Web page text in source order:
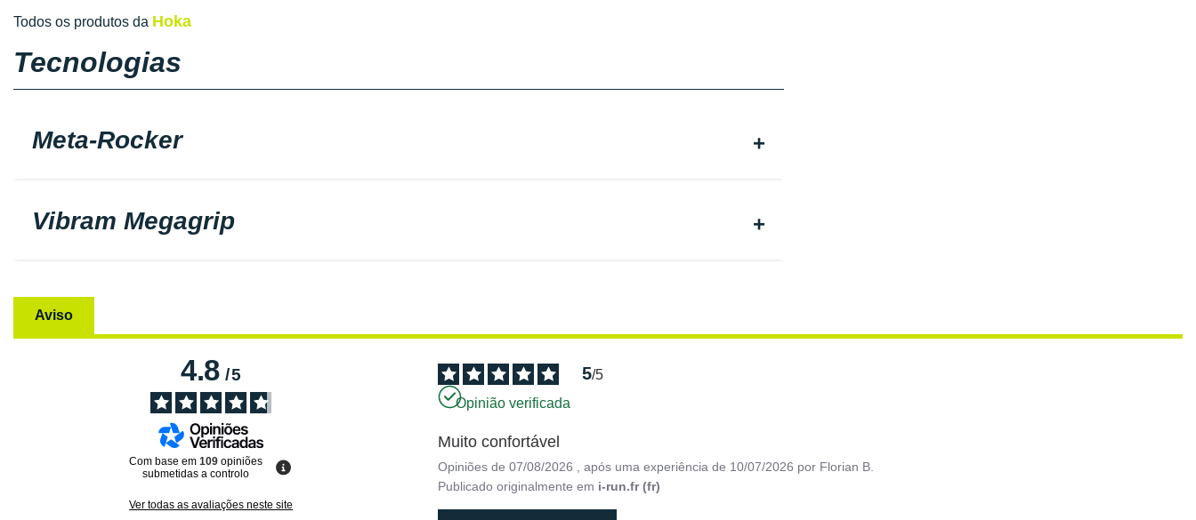
Todos os produtos da Hoka
Tecnologias
Meta-Rocker
Vibram Megagrip
Aviso
4.8/5
Com base em109 opiniões
submetidas a controlo
Ver todas as avaliações neste site
5/5
Opinião verificada
Muito confortável
Opiniões de07/08/2026 , após uma experiência de 10/07/2026 por Florian B.
Publicado originalmente em i-run.fr (fr)